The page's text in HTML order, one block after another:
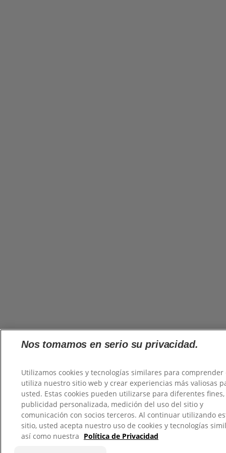
Nos tomamos en serio su privacidad.
Utilizamos cookies y tecnologías similares para comprender
utiliza nuestro sitio web y crear experiencias más valiosas
usted. Estas cookies pueden utilizarse para diferentes fines,
publicidad personalizada, medición del uso del sitio y
comunicación con socios terceros. Al continuar utilizando
sitio, usted acepta nuestro uso de cookies y tecnologías
así como nuestra Política de Privacidad